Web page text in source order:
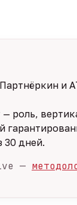
и
роль,
30 дней.
—